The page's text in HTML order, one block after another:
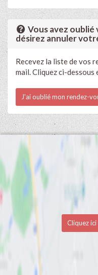
Vous avez
désirez annuler
Recevez la liste de vos
mail. Cliquez ci-
J'ai oublié mon rendez-
Cliquez